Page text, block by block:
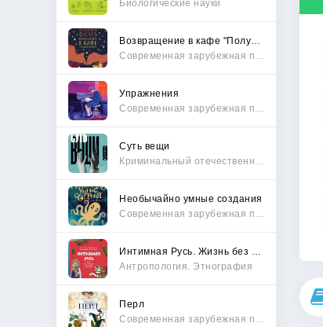
Биологические науки
Упражнения
Суть вещи
Необычайно умные создания
Антропология. Этнография
Перл